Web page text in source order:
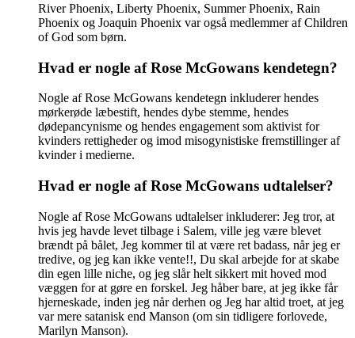
River Phoenix, Liberty Phoenix, Summer Phoenix, Rain
Phoenix og Joaquin Phoenix var også medlemmer af Children
of God som børn.
Hvad er nogle af Rose McGowans kendetegn?
Nogle af Rose McGowans kendetegn inkluderer hendes
mørkerøde læbestift, hendes dybe stemme, hendes
dødepancynisme og hendes engagement som aktivist for
kvinders rettigheder og imod misogynistiske fremstillinger af
kvinder i medierne.
Hvad er nogle af Rose McGowans udtalelser?
Nogle af Rose McGowans udtalelser inkluderer: Jeg tror, at
hvis jeg havde levet tilbage i Salem, ville jeg være blevet
brændt på bålet, Jeg kommer til at være ret badass, når jeg er
tredive, og jeg kan ikke vente!!, Du skal arbejde for at skabe
din egen lille niche, og jeg slår helt sikkert mit hoved mod
væggen for at gøre en forskel. Jeg håber bare, at jeg ikke får
hjerneskade, inden jeg når derhen og Jeg har altid troet, at jeg
var mere satanisk end Manson (om sin tidligere forlovede,
Marilyn Manson).